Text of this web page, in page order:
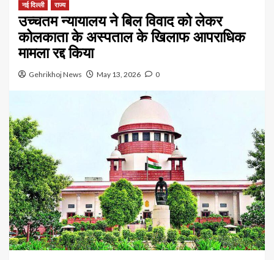
नई दिल्ली राज्य
उच्चतम न्यायालय ने बिल विवाद को लेकर
कोलकाता के अस्पताल के खिलाफ आपराधिक
मामला रद्द किया
Gehrikhoj News May 13, 2026 0